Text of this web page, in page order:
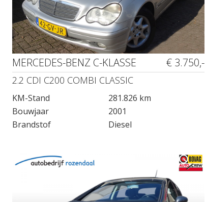
MERCEDES-BENZ C-KLASSE € 3.750,-
2.2 CDI C200 COMBI CLASSIC
KM-Stand
281.826 km
Bouwjaar
2001
Brandstof
Diesel